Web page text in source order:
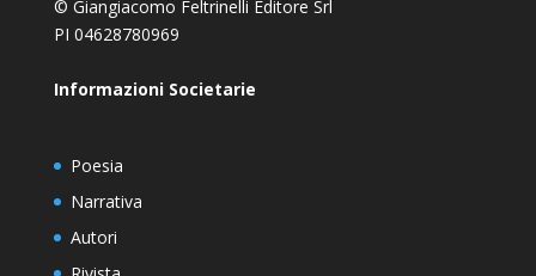
© Giangiacomo Feltrinelli Editore Srl
PI 04628780969
Informazioni Societarie
Poesia
Narrativa
Autori